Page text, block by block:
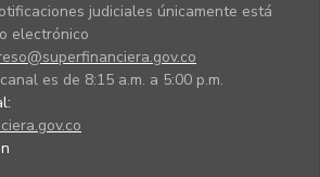
judiciales únicamente está
electrónico
es de 8:15 a.m. a 5:00 p.m.